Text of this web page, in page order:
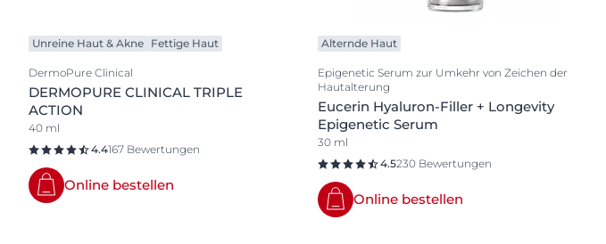
Unreine Haut & Akne Fettige Haut
DermoPure Clinical
DERMOPURE CLINICAL TRIPLE
ACTION
40 ml
4.4167 Bewertungen
Online bestellen
Alternde Haut
Epigenetic Serum zur Umkehr von Zeichen der
Hautalterung
Eucerin Hyaluron-Filler + Longevity
Epigenetic Serum
30 ml
4.5230 Bewertungen
Online bestellen